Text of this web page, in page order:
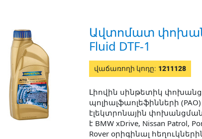
Ավտոմատ
Fluid DTF-1
վաճառողի կոդը: 1211128
Լիովին սինթետիկ
պոլիալֆաոլեֆինների
էլեկտրոնային
է BMW xDrive, Nissan Patrol,
Rover օրիգինալ